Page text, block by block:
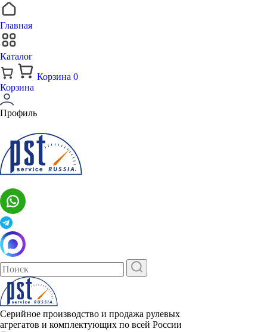
Главная
Каталог
Корзина 0
Корзина
Профиль
Серийное производство и продажа рулевых
агрегатов и комплектующих по всей России